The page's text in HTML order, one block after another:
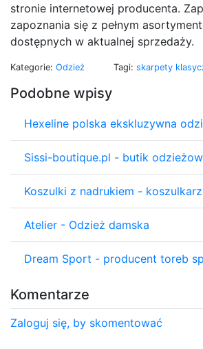
stronie internetowej producenta.
zapoznania się z pełnym
dostępnych w aktualnej sprzedaży.
Kategorie: Odzież Tagi: skarpety
Podobne wpisy
Hexeline polska ekskluzywna
Sissi-boutique.pl - butik
Koszulki z nadrukiem -
Atelier - Odzież damska
Dream Sport - producent toreb
Komentarze
Zaloguj się, by skomentować